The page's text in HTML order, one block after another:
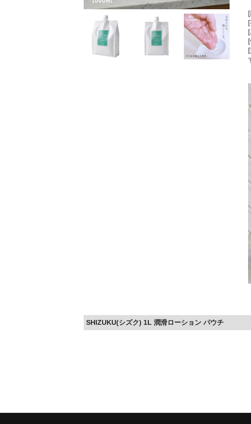
SHIZUKU(シズク) 1L 潤滑ローション パウチ